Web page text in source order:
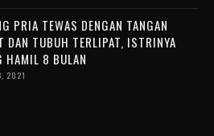
PRIA TEWAS DENGAN TANGAN
DAN TUBUH TERLIPAT, ISTRINYA
HAMIL 8 BULAN
2021